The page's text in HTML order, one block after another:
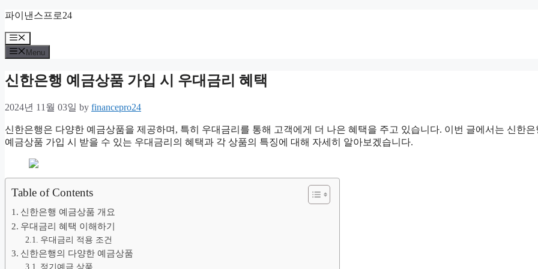
Skip
content
파이낸스프로24
Menu
Menu
신한은행 예금상품 가입 시 우대금리 혜택
2024년 11월 03일 by financepro24
신한은행은 다양한 예금상품을 제공하며, 특히 우대금리를 통해 고객에게 더 나은 혜택을 주고 있습니다. 이번 글에서는 신한은
예금상품 가입 시 받을 수 있는 우대금리의 혜택과 각 상품의 특징에 대해 자세히 알아보겠습니다.
Table of Contents
신한은행 예금상품 개요
우대금리 혜택 이해하기
우대금리 적용 조건
신한은행의 다양한 예금상품
정기예금 상품